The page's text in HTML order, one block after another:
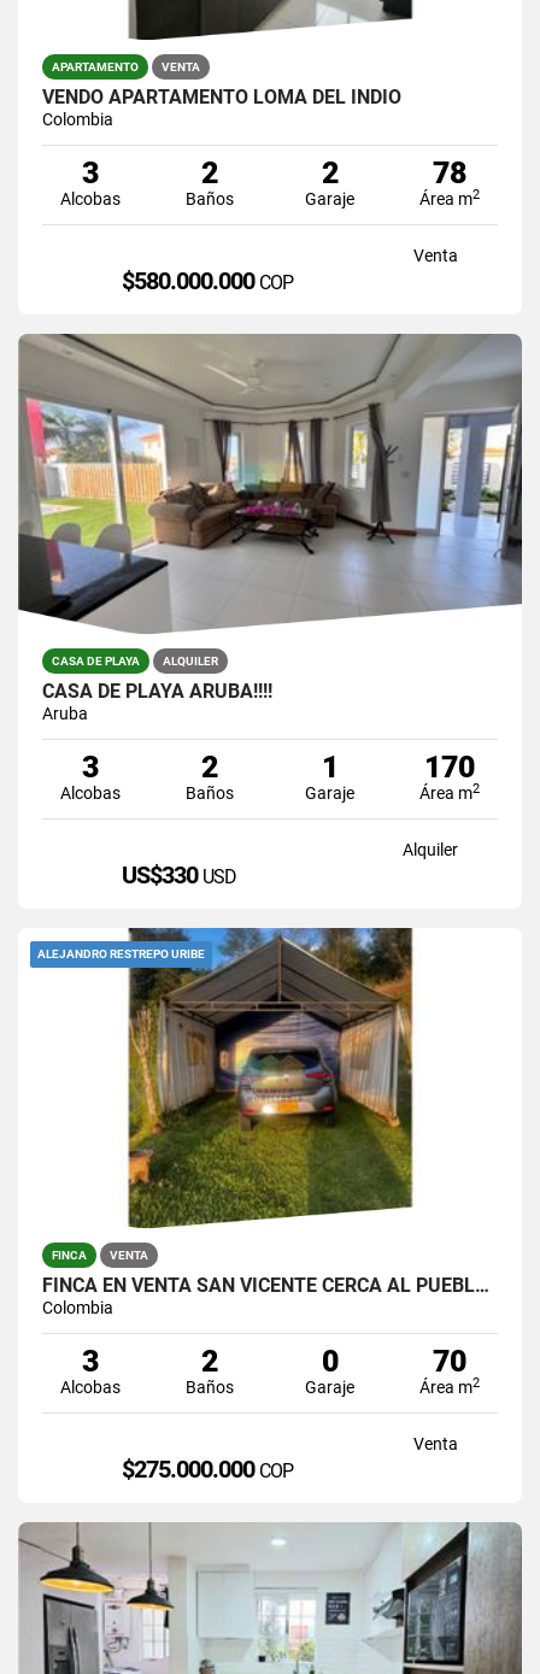
APARTAMENTO VENTA
VENDO APARTAMENTO LOMA DEL INDIO
Colombia
3
Alcobas
2
Baños
2
Garaje
78
Área m2
Venta
$580.000.000 COP
CASA DE PLAYA ALQUILER
CASA DE PLAYA ARUBA!!!!
Aruba
3
Alcobas
2
Baños
1
Garaje
170
Área m2
Alquiler
US$330 USD
ALEJANDRO RESTREPO URIBE
FINCA VENTA
FINCA EN VENTA SAN VICENTE CERCA AL PUEBLO VEREDA TRAVESIAS
Colombia
3
Alcobas
2
Baños
0
Garaje
70
Área m2
Venta
$275.000.000 COP